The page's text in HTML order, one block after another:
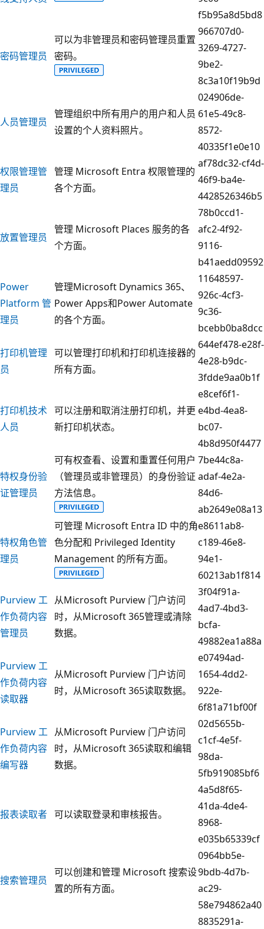
f5b95a8d5bd8
密码管理员
可以为非管理员和密码管理员重置
密码。
966707d0-
3269-4727-
9be2-
8c3a10f19b9d
人员管理员
管理组织中所有用户的用户和人员
设置的个人资料照片。
024906de-
61e5-49c8-
8572-
40335f1e0e10
权限管理管
理员
管理 Microsoft Entra 权限管理的
各个方面。
af78dc32-cf4d-
46f9-ba4e-
4428526346b5
放置管理员
管理 Microsoft Places 服务的各
个方面。
78b0ccd1-
afc2-4f92-
9116-
b41aedd09592
Power
Platform 管
理员
管理Microsoft Dynamics 365、
Power Apps和Power Automate
的各个方面。
11648597-
926c-4cf3-
9c36-
bcebb0ba8dcc
打印机管理
员
可以管理打印机和打印机连接器的
所有方面。
644ef478-e28f-
4e28-b9dc-
3fdde9aa0b1f
打印机技术
人员
可以注册和取消注册打印机，并更
新打印机状态。
e8cef6f1-
e4bd-4ea8-
bc07-
4b8d950f4477
特权身份验
证管理员
可有权查看、设置和重置任何用户
（管理员或非管理员）的身份验证
方法信息。
7be44c8a-
adaf-4e2a-
84d6-
ab2649e08a13
特权角色管
理员
可管理 Microsoft Entra ID 中的角
色分配和 Privileged Identity
Management 的所有方面。
e8611ab8-
c189-46e8-
94e1-
60213ab1f814
Purview 工
作负荷内容
管理员
从Microsoft Purview 门户访问
时，从Microsoft 365管理或清除
数据。
3f04f91a-
4ad7-4bd3-
bcfa-
49882ea1a88a
Purview 工
作负荷内容
读取器
从Microsoft Purview 门户访问
时，从Microsoft 365读取数据。
e07494ad-
1654-4dd2-
922e-
6f81a71bf00f
Purview 工
作负荷内容
编写器
从Microsoft Purview 门户访问
时，从Microsoft 365读取和编辑
数据。
02d5655b-
c1cf-4e5f-
98da-
5fb919085bf6
报表读取者 可以读取登录和审核报告。
4a5d8f65-
41da-4de4-
8968-
e035b65339cf
搜索管理员
可以创建和管理 Microsoft 搜索设
置的所有方面。
0964bb5e-
9bdb-4d7b-
ac29-
58e794862a40
8835291a-